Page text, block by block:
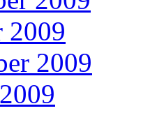
2009
2009